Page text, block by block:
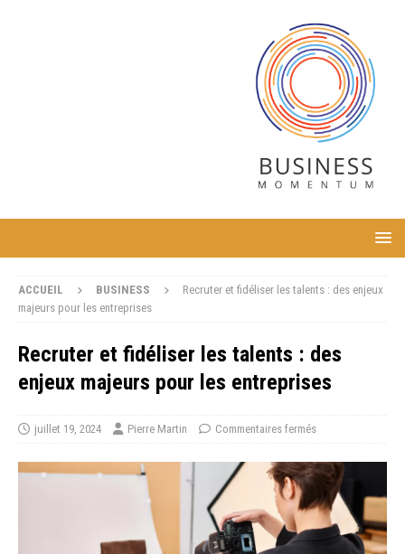
ACCUEIL BUSINESS
Recruter et fidéliser les talents : des enjeux
majeurs pour les entreprises
Recruter et fidéliser les talents : des
enjeux majeurs pour les entreprises
juillet 19, 2024 Pierre Martin Commentaires fermés